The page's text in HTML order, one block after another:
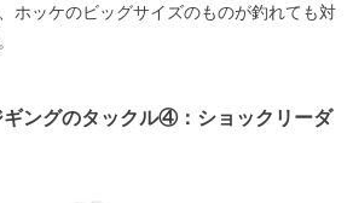
ホッケのビッグサイズのものが釣れても対
ギングのタックル④：ショックリーダ